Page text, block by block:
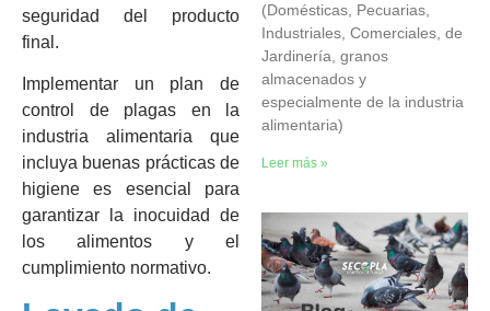
seguridad del producto
final.
Implementar un plan de
control de plagas en la
industria alimentaria que
incluya buenas prácticas de
higiene es esencial para
garantizar la inocuidad de
los alimentos y el
cumplimiento normativo.
(Domésticas, Pecuarias,
Industriales, Comerciales, de
Jardinería, granos
almacenados y
especialmente de la industria
alimentaria)
Leer más »